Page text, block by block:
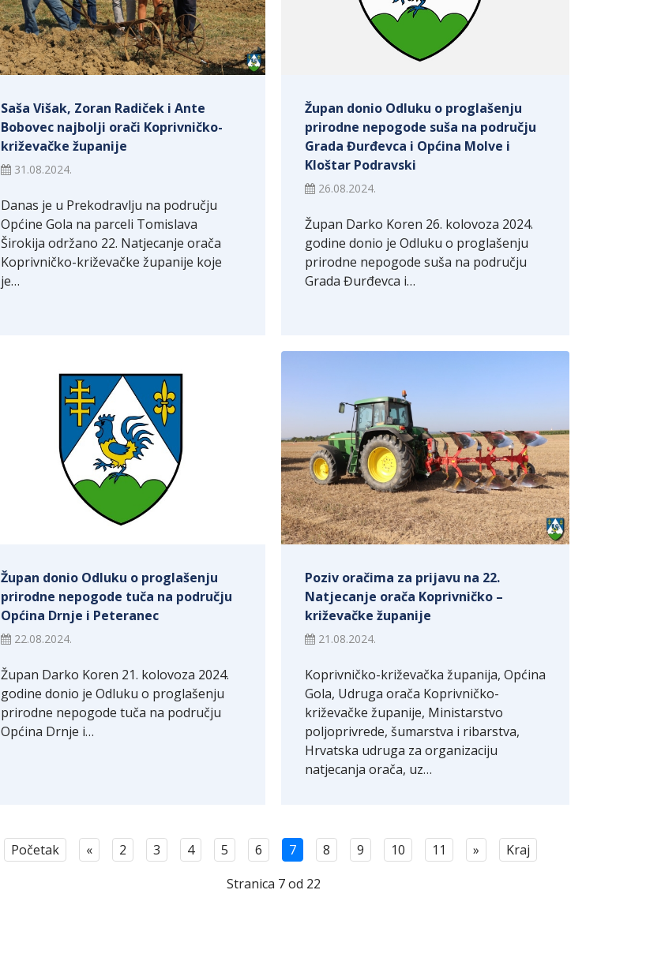
Saša Višak, Zoran Radiček i Ante
Bobovec najbolji orači Koprivničko-
križevačke županije
31.08.2024.
Danas je u Prekodravlju na području
Općine Gola na parceli Tomislava
Širokija održano 22. Natjecanje orača
Koprivničko-križevačke županije koje
je…
Župan donio Odluku o proglašenju
prirodne nepogode suša na području
Grada Đurđevca i Općina Molve i
Kloštar Podravski
26.08.2024.
Župan Darko Koren 26. kolovoza 2024.
godine donio je Odluku o proglašenju
prirodne nepogode suša na području
Grada Đurđevca i…
Župan donio Odluku o proglašenju
prirodne nepogode tuča na području
Općina Drnje i Peteranec
22.08.2024.
Župan Darko Koren 21. kolovoza 2024.
godine donio je Odluku o proglašenju
prirodne nepogode tuča na području
Općina Drnje i…
Poziv oračima za prijavu na 22.
Natjecanje orača Koprivničko –
križevačke županije
21.08.2024.
Koprivničko-križevačka županija, Općina
Gola, Udruga orača Koprivničko-
križevačke županije, Ministarstvo
poljoprivrede, šumarstva i ribarstva,
Hrvatska udruga za organizaciju
natjecanja orača, uz…
Početak « 2 3 4 5 6 7 8 9 10 11 »
Kraj
Stranica 7 od 22